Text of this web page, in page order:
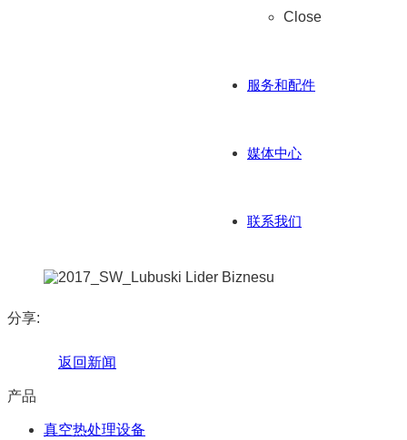
Close
服务和配件
媒体中心
联系我们
分享:
返回新闻
产品
真空热处理设备